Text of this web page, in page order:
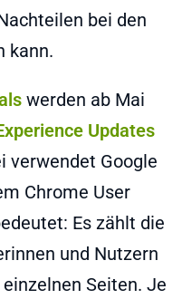
bei den
kann.
werden ab Mai
Updates
verwendet Google
Chrome User
Es zählt die
und Nutzern
Seiten. Je